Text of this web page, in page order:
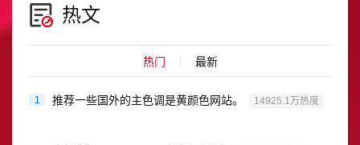
热文
热门 最新
1 推荐一些国外的主色调是黄颜色网站。 14925.1万热度